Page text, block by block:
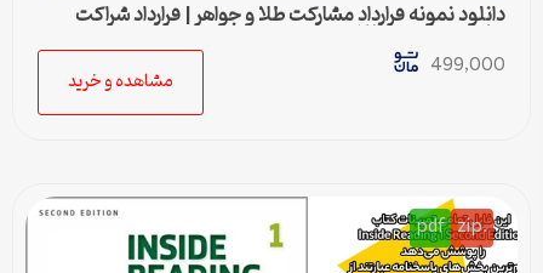
دانلود نمونه قرارداد مشارکت طلا و جواهر | قرارداد شراکت
ساخت و فروش طلا
499,000
مشاهده و خرید
.zip
pdf